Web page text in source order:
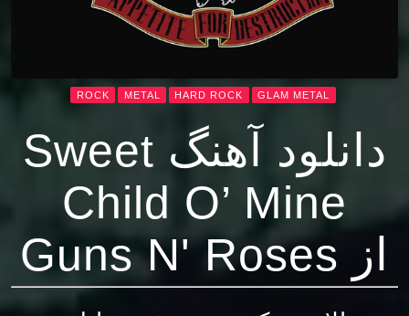
GLAM METAL
HARD ROCK
METAL
ROCK
دانلود آهنگ Sweet
Child O’ Mine
از Guns N' Roses